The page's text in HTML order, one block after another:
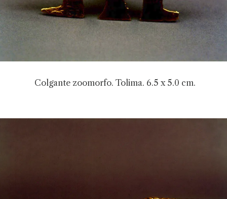
Colgante zoomorfo. Tolima. 6.5 x 5.0 cm.